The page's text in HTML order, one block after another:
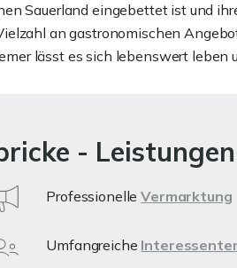
Sauerland eingebettet ist und
an gastronomischen
lässt es sich lebenswert
-
ProfessionelleVermarktung
Umfangreiche